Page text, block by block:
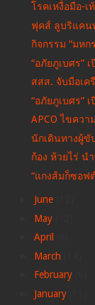
โรคเหงื่อมือ-
ฟุคส์ ลูบริแคน
กิจกรรม “มหก
“อภัยภูเบศร”
สสส. จับมือเค
“อภัยภูเบศร”
APCO ไขควา
นักเดินทางผู้ขั
ก้อง ห้วยไร่
“แกงส้มก็ซอฟ
June
May
April
March
February
January